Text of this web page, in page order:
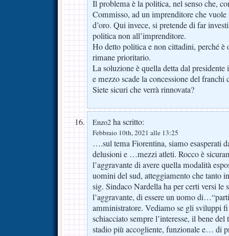
Il problema è la politica, nel senso che,
Commisso, ad un imprenditore che
d’oro. Qui invece, si pretende di far
politica non all’imprenditore.
Ho detto politica e non cittadini, perché
rimane prioritario.
La soluzione è quella detta dal
e mezzo scade la concessione del franchi
Siete sicuri che verrà rinnovata?
Enzo2 ha scritto:
Febbraio 10th, 2021 alle 13:25
….sul tema Fiorentina, siamo esasperati
delusioni e …mezzi atleti. Rocco è
l’aggravante di avere quella modalità
uomini del sud, atteggiamento che tanto
sig. Sindaco Nardella ha per certi versi le
l’aggravante, di essere un uomo
amministratore. Vediamo se gli sviluppi
schiacciato sempre l’interesse, il bene
stadio più accogliente, funzionale e… di